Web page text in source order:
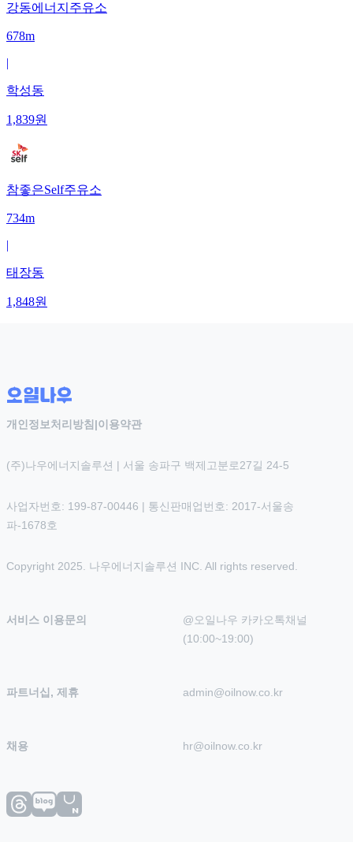
강동에너지주유소
678m
|
학성동
1,839원
참좋은Self주유소
734m
|
태장동
1,848원
개인정보처리방침 |이용약관
(주)나우에너지솔루션 | 서울 송파구 백제고분로27길 24-5
사업자번호: 199-87-00446 | 통신판매업번호: 2017-서울송
파-1678호
Copyright 2025. 나우에너지솔루션 INC. All rights reserved.
서비스 이용문의
@오일나우 카카오톡채널
(10:00~19:00)
파트너십, 제휴 admin@oilnow.co.kr
채용 hr@oilnow.co.kr